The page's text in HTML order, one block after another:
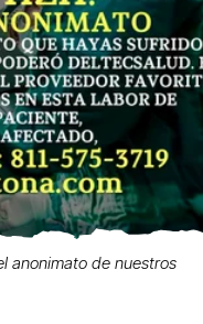
anonimato de nuestros